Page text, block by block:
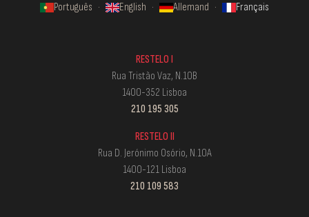
Português · English · Allemand · Français
RESTELO I
Rua Tristão Vaz, N.10B
1400-352 Lisboa
210 195 305
RESTELO II
Rua D. Jerónimo Osório, N.10A
1400-121 Lisboa
210 109 583